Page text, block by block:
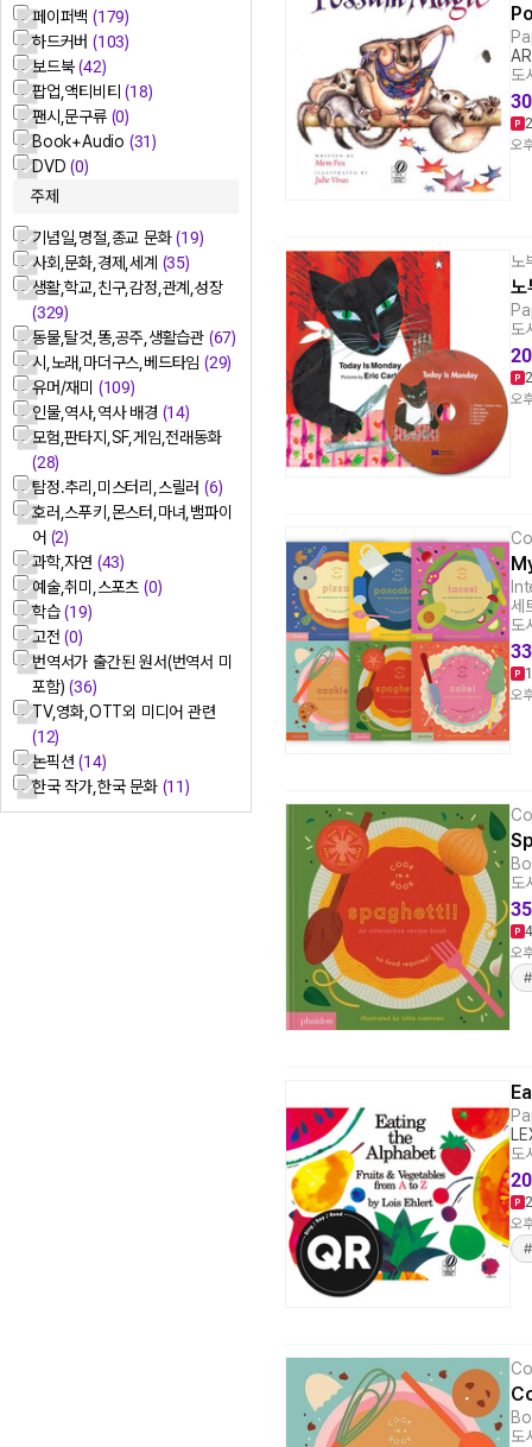
페이퍼백 (179)
하드커버 (103)
보드북(42)
팝업,액티비티(18)
팬시,문구류 (0)
Book+Audio (31)
DVD(0)
주제
기념일,명절,종교 문화(19)
사회,문화,경제,세계 (35)
생활,학교,친구,감정,관계,성장
(329)
동물,탈것,똥,공주,생활습관 (67)
시,노래,마더구스,베드타임(29)
유머/재미 (109)
인물,역사,역사 배경 (14)
모험,판타지,SF,게임,전래동화
(28)
탐정.추리,미스터리,스릴러(6)
호러,스푸키,몬스터,마녀,뱀파이
어 (2)
과학,자연 (43)
예술,취미,스포츠(0)
학습(19)
고전(0)
번역서가 출간된 원서(번역서 미
포함)(36)
TV,영화,OTT외 미디어 관련
(12)
논픽션(14)
한국 작가,한국 문화 (11)
도
30
오
노
도
20
오
세
도
33
오
도
35
오
도
20
오
도